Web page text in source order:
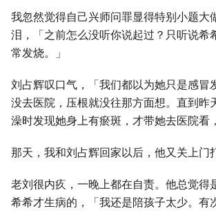
我忽然觉得自己兴师问罪显得特别小题大
泪，「之前怎么没听你说起过？只听说希
常发烧。」
刘占辉叹口气，「我们都以为她只是感冒
没去医院，压根就没往那方面想。直到昨
澡时发现她身上有瘀斑，才带她去医院看
那天，我和刘占辉回家以后，他又关上门
老刘很内疚，一晚上都在自责。他总觉得
希希才生病的，「我还是陪孩子太少。有